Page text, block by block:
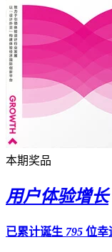
本期奖品
用户体验增长
已累计诞生 795 位幸